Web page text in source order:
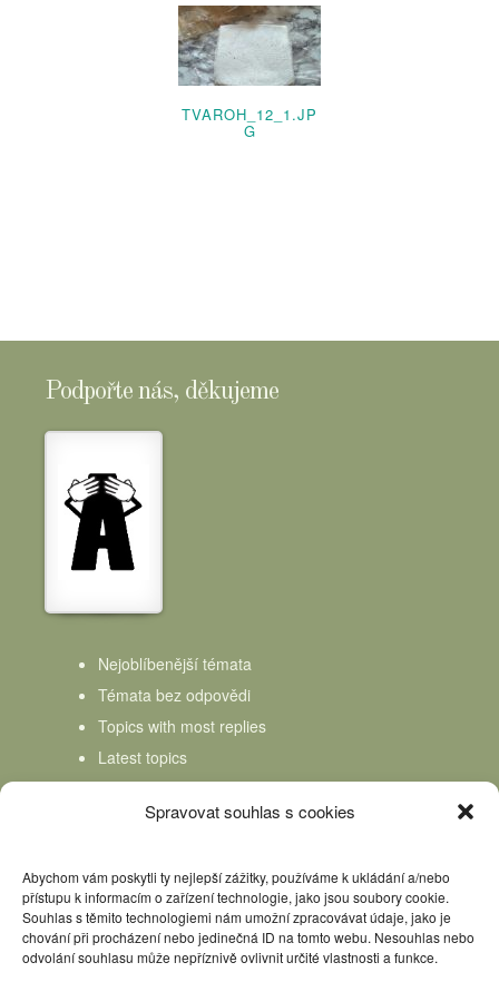
Spravovat souhlas s cookies
Abychom vám poskytli ty nejlepší zážitky, používáme k ukládání a/nebo
přístupu k informacím o zařízení technologie, jako jsou soubory cookie.
Souhlas s těmito technologiemi nám umožní zpracovávat údaje, jako je
chování při procházení nebo jedinečná ID na tomto webu. Nesouhlas nebo
odvolání souhlasu může nepříznivě ovlivnit určité vlastnosti a funkce.
TVAROH_12_1.JP
G
Podpořte nás, děkujeme
Nejoblíbenější témata
Témata bez odpovědi
Topics with most replies
Latest topics
Topics Freshness